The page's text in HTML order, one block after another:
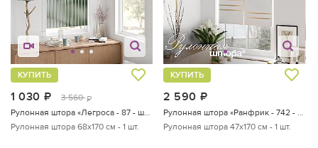
1 030 руб.
3 560 руб.
КУПИТЬ
Рулонная штора 68х170 см - 1 шт.
2 590
КУПИТЬ
Рулонная штора 47х170 см - 1 шт.